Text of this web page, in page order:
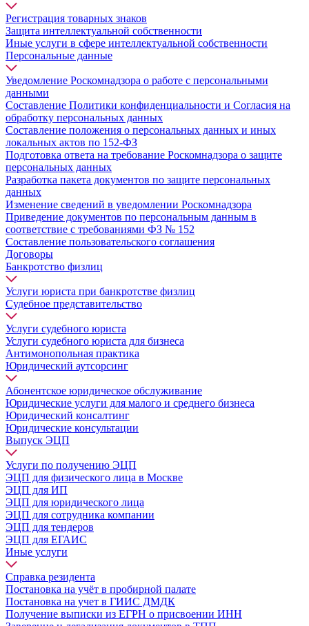
Регистрация товарных знаков
Защита интеллектуальной собственности
Иные услуги в сфере интеллектуальной собственности
Персональные данные
Уведомление Роскомнадзора о работе с персональными
данными
Составление Политики конфиденциальности и Согласия на
обработку персональных данных
Составление положения о персональных данных и иных
локальных актов по 152-ФЗ
Подготовка ответа на требование Роскомнадзора о защите
персональных данных
Разработка пакета документов по защите персональных
данных
Изменение сведений в уведомлении Роскомнадзора
Приведение документов по персональным данным в
соответствие с требованиями ФЗ № 152
Составление пользовательского соглашения
Договоры
Банкротство физлиц
Услуги юриста при банкротстве физлиц
Судебное представительство
Услуги судебного юриста
Услуги судебного юриста для бизнеса
Антимонопольная практика
Юридический аутсорсинг
Абонентское юридическое обслуживание
Юридические услуги для малого и среднего бизнеса
Юридический консалтинг
Юридические консультации
Выпуск ЭЦП
Услуги по получению ЭЦП
ЭЦП для физического лица в Москве
ЭЦП для ИП
ЭЦП для юридического лица
ЭЦП для сотрудника компании
ЭЦП для тендеров
ЭЦП для ЕГАИС
Иные услуги
Справка резидента
Постановка на учёт в пробирной палате
Постановка на учет в ГИИС ДМДК
Получение выписки из ЕГРН о присвоении ИНН